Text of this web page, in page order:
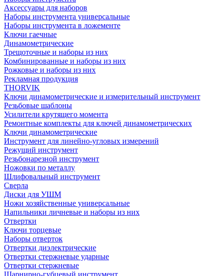
Аксессуары для наборов
Наборы инструмента универсальные
Наборы инструмента в ложементе
Ключи гаечные
Динамометрические
Трещоточные и наборы из них
Комбинированные и наборы из них
Рожковые и наборы из них
Рекламная продукция
THORVIK
Ключи динамометрические и измерительный инструмент
Резьбовые шаблоны
Усилители крутящего момента
Ремонтные комплекты для ключей динамометрических
Ключи динамометрические
Инструмент для линейно-угловых измерений
Режущий инструмент
Резьбонарезной инструмент
Ножовки по металлу
Шлифовальный инструмент
Сверла
Диски для УШМ
Ножи хозяйственные универсальные
Напильники личневые и наборы из них
Отвертки
Ключи торцевые
Наборы отверток
Отвертки диэлектрические
Отвертки стержневые ударные
Отвертки стержневые
Шарнирно-губцевый инструмент